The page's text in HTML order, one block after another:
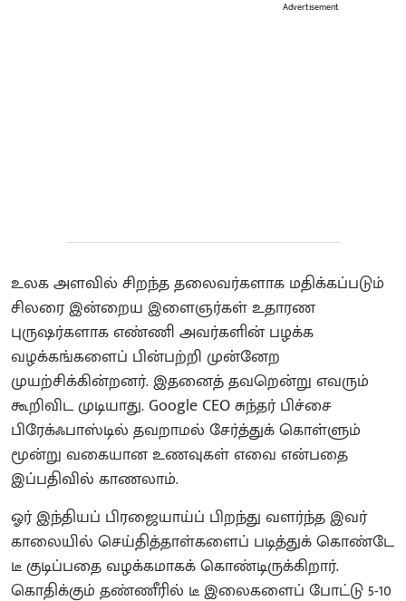
Advertisement
உலக அளவில் சிறந்த தலைவர்களாக மதிக்கப்படும்
சிலரை இன்றைய இளைஞர்கள் உதாரண
புருஷர்களாக எண்ணி அவர்களின் பழக்க
வழக்கங்களைப் பின்பற்றி முன்னேற
முயற்சிக்கின்றனர். இதனைத் தவறென்று எவரும்
கூறிவிட முடியாது. Google CEO சுந்தர் பிச்சை
பிரேக்ஃபாஸ்டில் தவறாமல் சேர்த்துக் கொள்ளும்
மூன்று வகையான உணவுகள் எவை என்பதை
இப்பதிவில் காணலாம்.
ஓர் இந்தியப் பிரஜையாய்ப் பிறந்து வளர்ந்த இவர்
காலையில் செய்தித்தாள்களைப் படித்துக் கொண்டே
டீ குடிப்பதை வழக்கமாகக் கொண்டிருக்கிறார்.
கொதிக்கும் தண்ணீரில் டீ இலைகளைப் போட்டு 5-10